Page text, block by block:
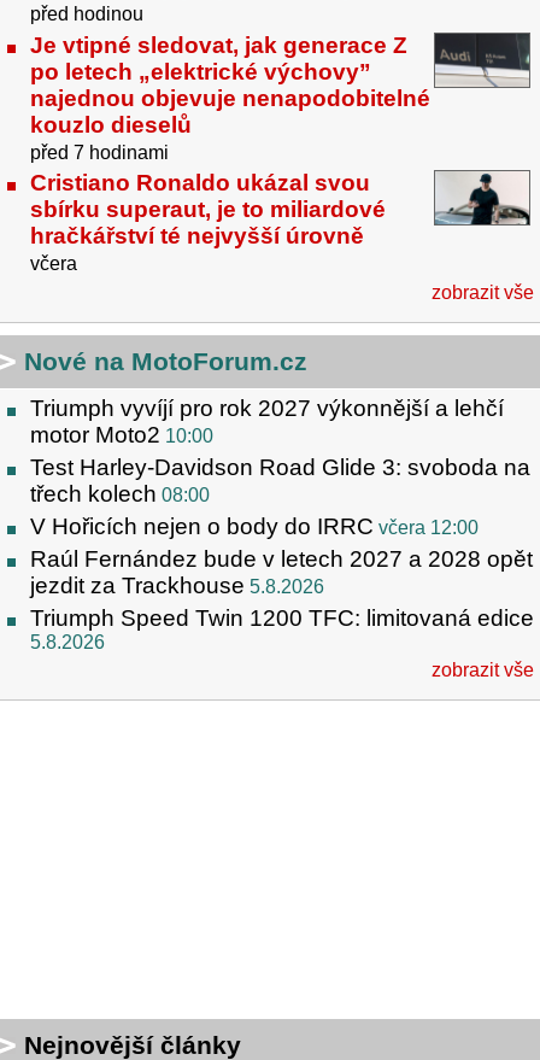
před hodinou
Je vtipné sledovat, jak generace Z
po letech „elektrické výchovy”
najednou objevuje nenapodobitelné
kouzlo dieselů
před 7 hodinami
Cristiano Ronaldo ukázal svou
sbírku superaut, je to miliardové
hračkářství té nejvyšší úrovně
včera
zobrazit vše
Nové na MotoForum.cz
Triumph vyvíjí pro rok 2027 výkonnější a lehčí
motor Moto2 10:00
Test Harley-Davidson Road Glide 3: svoboda na
třech kolech 08:00
V Hořicích nejen o body do IRRC včera 12:00
Raúl Fernández bude v letech 2027 a 2028 opět
jezdit za Trackhouse 5.8.2026
Triumph Speed Twin 1200 TFC: limitovaná edice
5.8.2026
zobrazit vše
Nejnovější články